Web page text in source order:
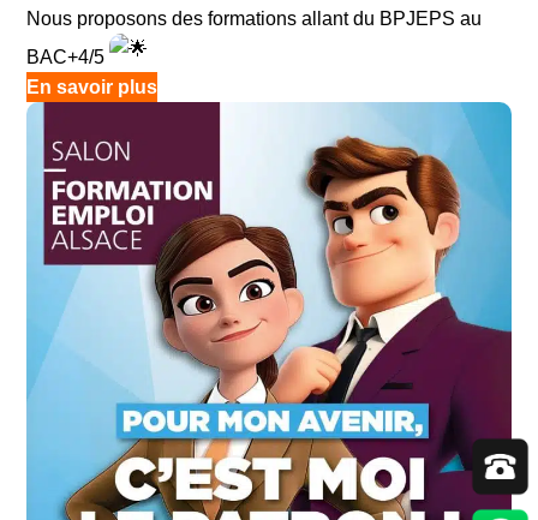
Nous proposons des formations allant du BPJEPS au
BAC+4/5
En savoir plus